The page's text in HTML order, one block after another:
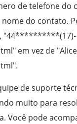
de telefone do
nome do contato.
"44**********(17)-
em vez de
de suporte
muito para
Você pode